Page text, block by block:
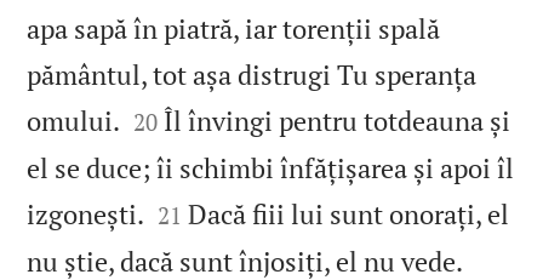
apa sapă în piatră, iar torenții spală
pământul, tot așa distrugi Tu speranța
omului. 

20 Îl învingi pentru totdeauna și
el se duce; îi schimbi înfățișarea și apoi îl
izgonești. 

21 Dacă fiii lui sunt onorați, el
nu știe, dacă sunt înjosiți, el nu vede.